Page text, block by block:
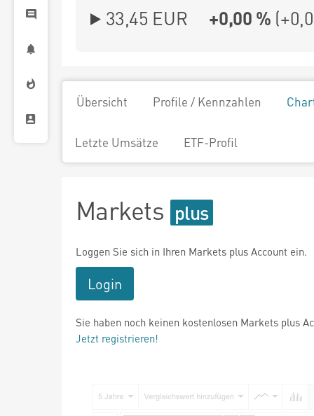
33,45 EUR +0,00 % (
Übersicht Profile / Kennzahlen
Letzte Umsätze ETF-Profil
Markets
Loggen Sie sich in Ihren Markets plus Account ein.
Login
Sie haben noch keinen kostenlosen Markets plus
Jetzt registrieren!